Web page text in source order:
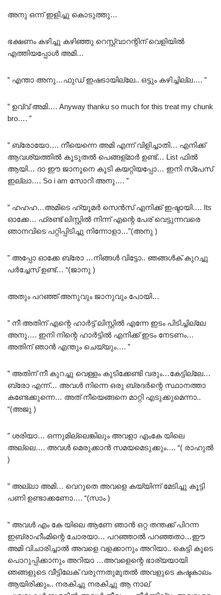
അനു ഒന്ന് ഇളിച്ചു കൊടുത്തു…
ഭക്ഷണം കഴിച്ചു കഴിഞ്ഞു റെസ്റ്റ്വാറന്റിന് വെളിയിൽ
എത്തിയപ്പോൾ അമി…
” എന്താ അനു…ഫുഡ്‌ ഇഷടായില്ലേ.. ഒട്ടും കഴിച്ചില്ല…. ”
” ഉവ്വ് അമി…. Anyway thanku so much for this treat my chunk
bro…. ”
” ബ്രോയോ…. നീയെന്നെ അമി എന്ന് വിളിച്ചാതി… എനിക്ക്
ആവശ്യത്തിൽ കൂടുതൽ പെങ്ങള്മാർ ഉണ്ട്… List ഫിൽ
ആയി… ദാ ഈ ജാനൂനെ കൂടി കയറ്റിയപ്പോ… ഇനി സ്പേസ്
ഇല്ലാ…. So i am സോറി അനു…. ”
” ഹഹഹ…അമിടെ ഹ്യൂമർ സെൻസ് എനിക്ക് ഇഷ്ടായി…. Its
ഓക്കേ… ഫ്രണ്ട് ലിസ്റ്റിൽ നിന്ന് എന്റെ പേര് വെട്ടുന്നവരെ
ഞാനവിടെ പറ്റിപ്പിടിച്ചു നിന്നോളാ…”(അനു )
” അപ്പോ ഓക്കേ ബ്രോ …നിങ്ങൾ വിട്ടോ.. ഞങ്ങൾക് കുറച്ചു
പർച്ചേസ് ഉണ്ട്… “(ജാനു )
അതും പറഞ്ഞ് അനുവും ജാനുവും പോയി…
” നീ അതിന് എന്റെ ഹാർട്ട്‌ ലിസ്റ്റിൽ എന്നേ ഇടം പിടിച്ചില്ലേ
അനു…. ഇനി നിന്റെ ഹാർട്ടിൽ എനിക്ക് ഇടം നേടണം…
അതിന് ഞാൻ എന്തും ചെയ്യും…. ”
” അതിന് നീ കുറച്ചു വെള്ളം കുടിക്കേണ്ടി വരും…കേട്ടില്ലേ…
ബ്രോ എന്ന്… അവൾ നിന്നെ ഒരു ബ്രദർന്റെ സ്ഥാനത്താ
കണ്ടേക്കുന്നെ… അത് നീയെങ്ങനെ മാറ്റി എടുക്കുമെന്നാ..
“(അജു )
” ശരിയാ… ഒന്നുമില്ലെങ്കിലും അവളാ എംകേ യിലെ
അല്ലെ…. അവൾ മെരുക്കാൻ സമയമെടുക്കും…. “( രാഹുൽ
)
” അല്ലാ അമി… വെറുതെ അവളെ കയ്യിന്ന് മേടിച്ചു കൂട്ടി
പണി ഉണ്ടാക്കണോ…. “(സാം )
” അവൾ എം കേ യിലെ ആണേ ഞാൻ ഒറ്റ തന്തക്ക് പിറന്ന
ഇബ്രാഹീംമിന്റെ ചോരയാ… പറഞ്ഞാൽ പറഞ്ഞതാ…ഈ
അമി വിചാരിച്ചാൽ അവളെ വളക്കാനും അറിയാ.. കെട്ടി കൂടെ
പൊറുപ്പിക്കാനും അറിയാ …അവളെന്റെ ഭാര്യയായി
ഞങ്ങളുടെ വീട്ടിലേക് വരുന്നതുമുതൽ അവളുടെ കഷ്ടകാലം
ആയിരിക്കും.. നരകിച്ചു നരകിച്ചു ആ നാല്